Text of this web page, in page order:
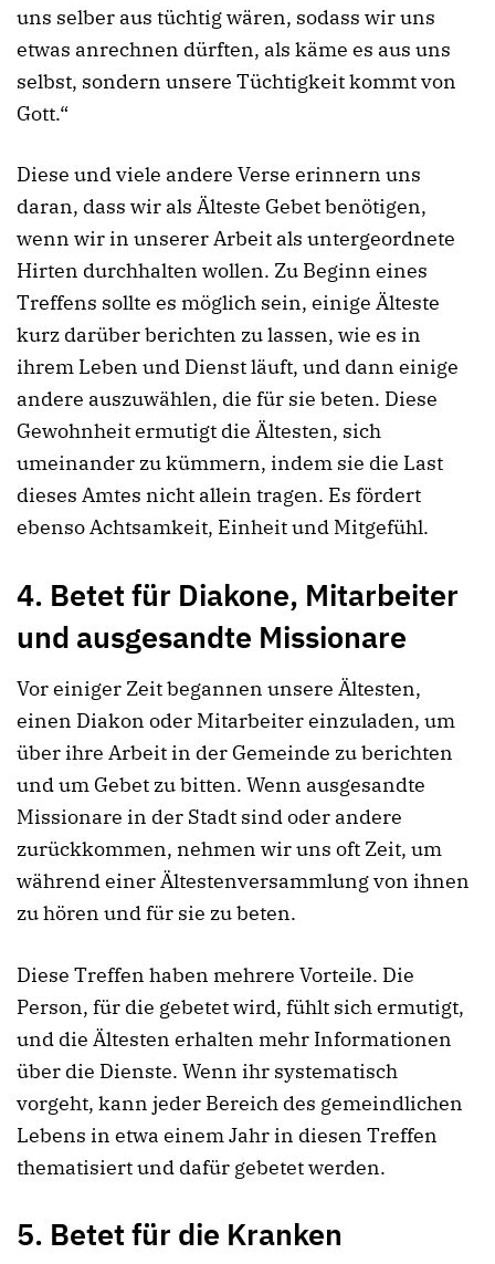
uns selber aus tüchtig wären, sodass wir uns
etwas anrechnen dürften, als käme es aus uns
selbst, sondern unsere Tüchtigkeit kommt von
Gott.“
Diese und viele andere Verse erinnern uns
daran, dass wir als Älteste Gebet benötigen,
wenn wir in unserer Arbeit als untergeordnete
Hirten durchhalten wollen. Zu Beginn eines
Treffens sollte es möglich sein, einige Älteste
kurz darüber berichten zu lassen, wie es in
ihrem Leben und Dienst läuft, und dann einige
andere auszuwählen, die für sie beten. Diese
Gewohnheit ermutigt die Ältesten, sich
umeinander zu kümmern, indem sie die Last
dieses Amtes nicht allein tragen. Es fördert
ebenso Achtsamkeit, Einheit und Mitgefühl.
4. Betet für Diakone, Mitarbeiter
und ausgesandte Missionare
Vor einiger Zeit begannen unsere Ältesten,
einen Diakon oder Mitarbeiter einzuladen, um
über ihre Arbeit in der Gemeinde zu berichten
und um Gebet zu bitten. Wenn ausgesandte
Missionare in der Stadt sind oder andere
zurückkommen, nehmen wir uns oft Zeit, um
während einer Ältestenversammlung von ihnen
zu hören und für sie zu beten.
Diese Treffen haben mehrere Vorteile. Die
Person, für die gebetet wird, fühlt sich ermutigt,
und die Ältesten erhalten mehr Informationen
über die Dienste. Wenn ihr systematisch
vorgeht, kann jeder Bereich des gemeindlichen
Lebens in etwa einem Jahr in diesen Treffen
thematisiert und dafür gebetet werden.
5. Betet für die Kranken